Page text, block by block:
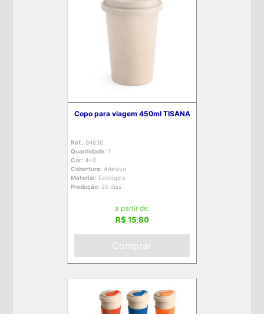
Copo para viagem 450ml TISANA
Ref.: 94636
Quantidade: 1
Cor: 4x0
Cobertura: Adesivo
Material: Ecológico
Produção: 20 dias
a partir de:
R$ 15,80
Comprar